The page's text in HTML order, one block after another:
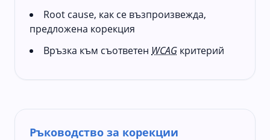
Root cause, как се възпроизвежда,
предложена корекция
Връзка към съответен WCAG критерий
Ръководство за корекции